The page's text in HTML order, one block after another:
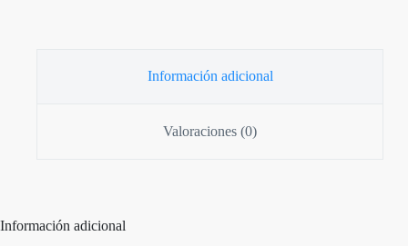
Información adicional
Valoraciones (0)
Información adicional